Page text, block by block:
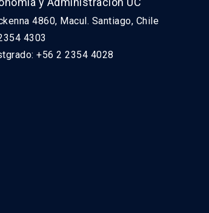
4860, Macul. Santiago, Chile
4303
+56 2 2354 4028